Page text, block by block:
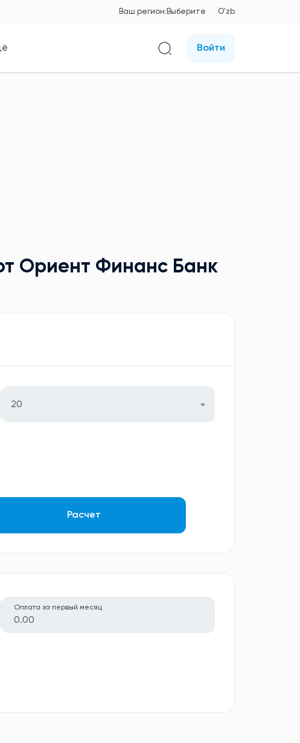
Ваш регион: Выберите O'zb
Войти
Ориент Финанс Банк
20
Расчет
Оплата за первый месяц
0.00